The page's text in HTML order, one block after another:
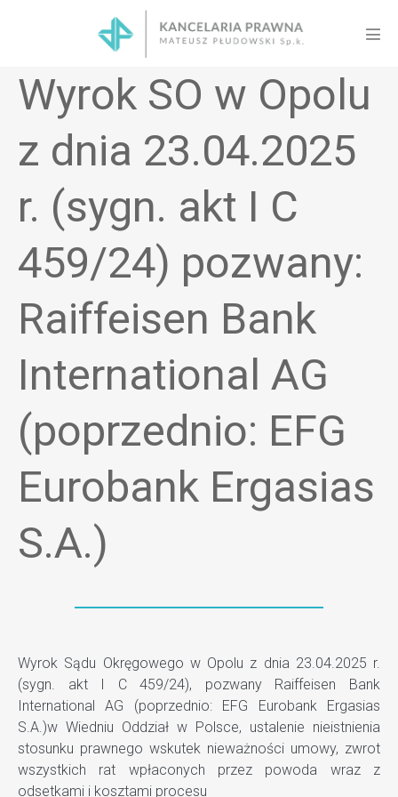
Wyrok SO w Opolu
z dnia 23.04.2025
r. (sygn. akt I C
459/24) pozwany:
Raiffeisen Bank
International AG
(poprzednio: EFG
Eurobank Ergasias
S.A.)
Wyrok Sądu Okręgowego w Opolu z dnia 23.04.2025 r.
(sygn. akt I C 459/24), pozwany Raiffeisen Bank
International AG (poprzednio: EFG Eurobank Ergasias
S.A.)w Wiedniu Oddział w Polsce, ustalenie nieistnienia
stosunku prawnego wskutek nieważności umowy, zwrot
wszystkich rat wpłaconych przez powoda wraz z
odsetkami i kosztami procesu